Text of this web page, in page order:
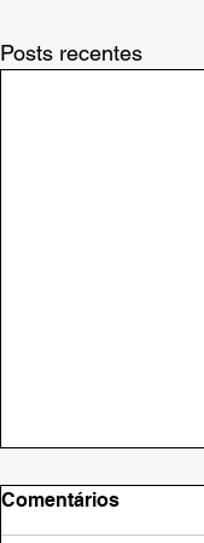
Posts recentes
Comentários